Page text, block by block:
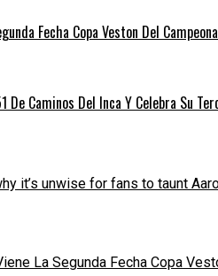
Fecha Copa Veston Del
De Caminos Del Inca Y Celebra Su
it’s unwise for fans to taunt
La Segunda Fecha Copa